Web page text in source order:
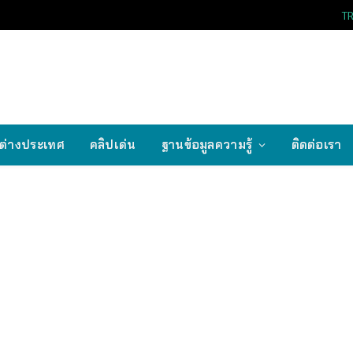
ต่างประเทศ คลิปเด่น ฐานข้อมูลความรู้ ติดต่อเรา